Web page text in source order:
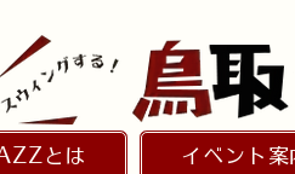
とは イベント案